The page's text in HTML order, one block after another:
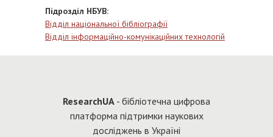
Підрозділ НБУВ:
Відділ національної бібліографії
Відділ інформаційно-комунікаційних технологій
ResearchUA - бібліотечна цифрова
платформа підтримки наукових
досліджень в Україні